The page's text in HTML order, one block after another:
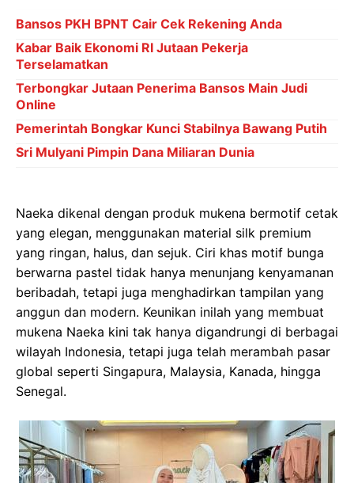
Bansos PKH BPNT Cair Cek Rekening Anda
Kabar Baik Ekonomi RI Jutaan Pekerja
Terselamatkan
Terbongkar Jutaan Penerima Bansos Main Judi
Online
Pemerintah Bongkar Kunci Stabilnya Bawang Putih
Sri Mulyani Pimpin Dana Miliaran Dunia
Naeka dikenal dengan produk mukena bermotif cetak
yang elegan, menggunakan material silk premium
yang ringan, halus, dan sejuk. Ciri khas motif bunga
berwarna pastel tidak hanya menunjang kenyamanan
beribadah, tetapi juga menghadirkan tampilan yang
anggun dan modern. Keunikan inilah yang membuat
mukena Naeka kini tak hanya digandrungi di berbagai
wilayah Indonesia, tetapi juga telah merambah pasar
global seperti Singapura, Malaysia, Kanada, hingga
Senegal.